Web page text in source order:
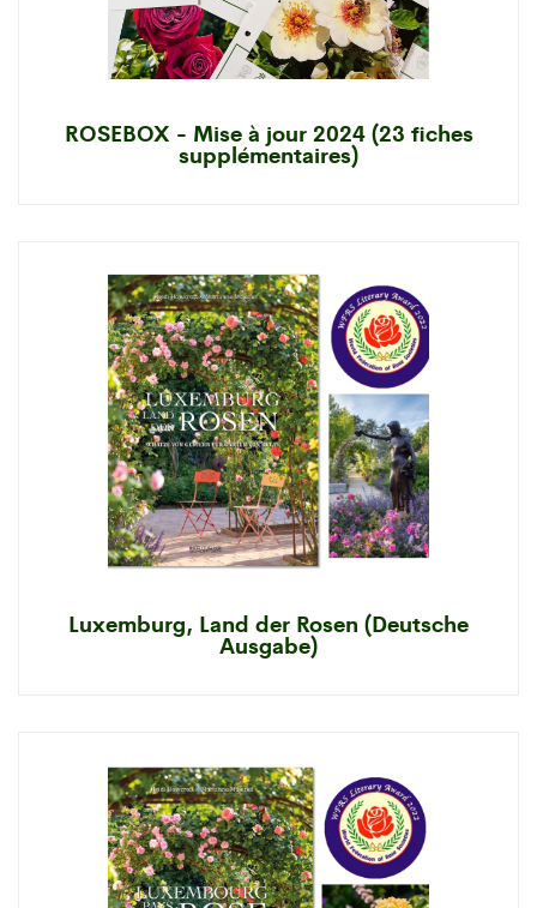
ROSEBOX - Mise à jour 2024 (23 fiches
supplémentaires)
Luxemburg, Land der Rosen (Deutsche
Ausgabe)